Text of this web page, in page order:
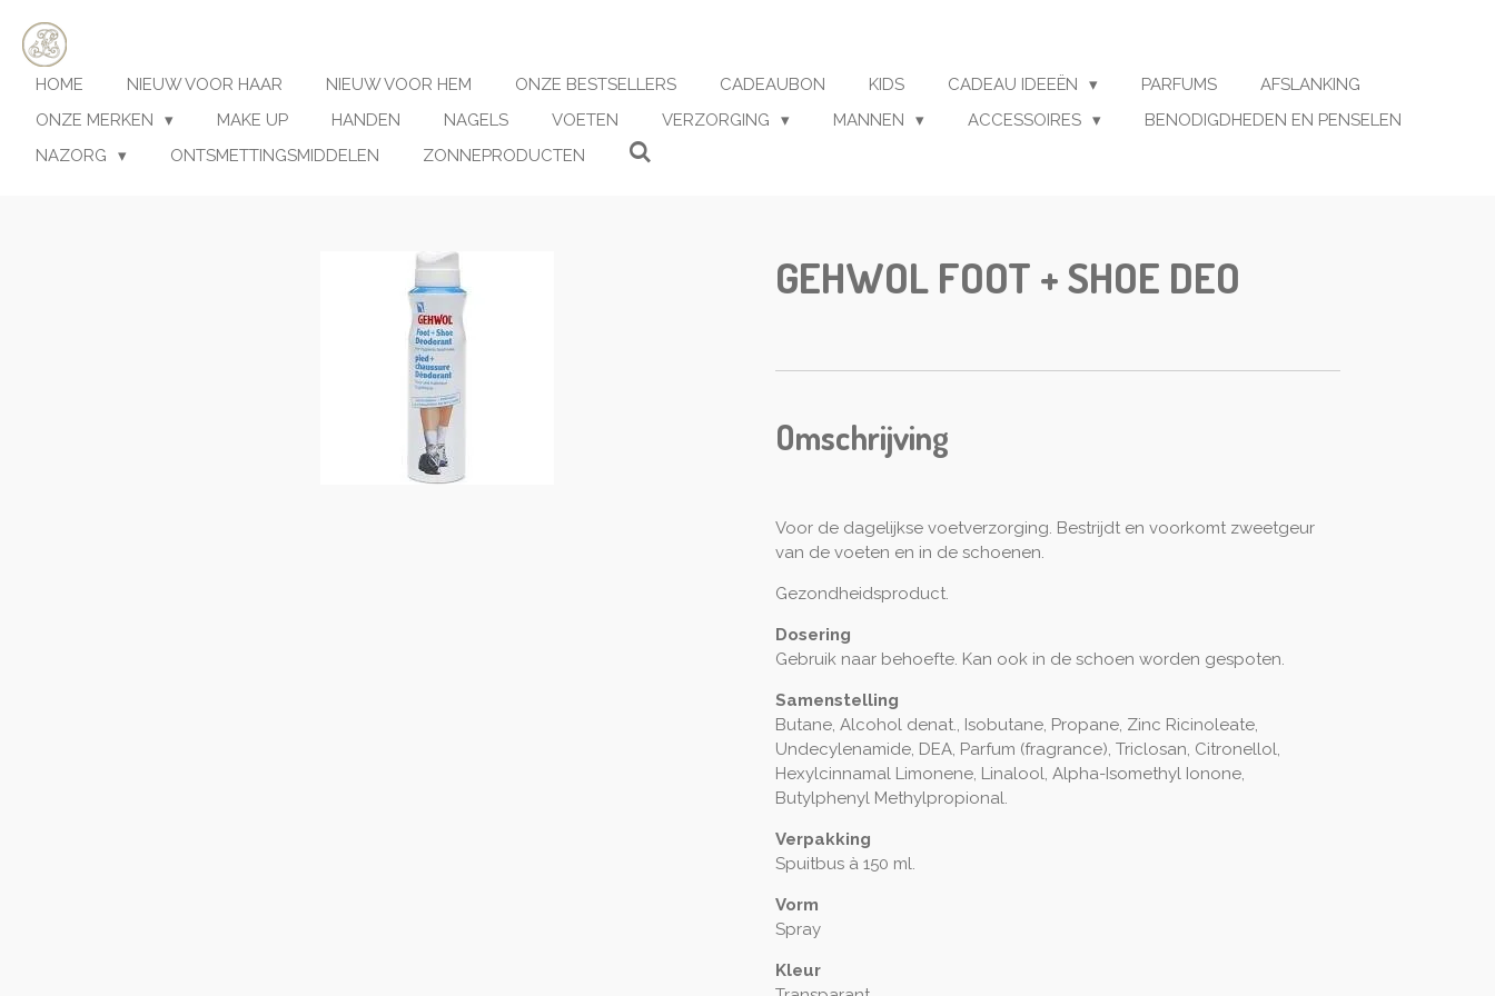
Ga
direct
naar
hoofdinhoud
HOME NIEUW VOOR HAAR NIEUW VOOR HEM ONZE BESTSELLERS CADEAUBON KIDS CADEAU IDEEËN PARFUMS
AFSLANKING
ONZE MERKEN
MAKE UP HANDEN NAGELS VOETEN VERZORGING MANNEN ACCESSOIRES
BENODIGDHEDEN EN PENSELEN
NAZORG
ONTSMETTINGSMIDDELEN ZONNEPRODUCTEN
GEHWOL FOOT + SHOE DEO
Omschrijving
Voor de dagelijkse voetverzorging. Bestrijdt en voorkomt zweetgeur
van de voeten en in de schoenen.
Gezondheidsproduct.
Dosering
Gebruik naar behoefte. Kan ook in de schoen worden gespoten.
Samenstelling
Butane, Alcohol denat., Isobutane, Propane, Zinc Ricinoleate,
Undecylenamide, DEA, Parfum (fragrance), Triclosan, Citronellol,
Hexylcinnamal Limonene, Linalool, Alpha-Isomethyl Ionone,
Butylphenyl Methylpropional.
Verpakking
Spuitbus à 150 ml.
Vorm
Spray
Kleur